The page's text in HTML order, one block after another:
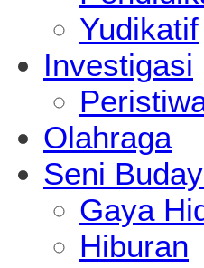
Yudikatif
Investigasi
Olahraga
Seni
Gaya
Hiburan